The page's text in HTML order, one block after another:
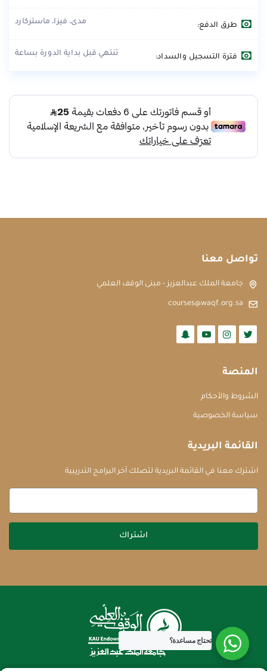
طرق الدفع: مدى، فيزا، ماستركارد
فترة التسجيل والسداد: تنتهي قبل بداية الدورة بساعة
تحتاج مساعدة؟
تواصل معنا
جامعة الملك عبدالعزيز - مبنى الوقف العلمي
courses@waqf.org.sa
المنصة
الشروط والأحكام
سياسة الخصوصية
القائمة البريدية
اشترك معنا في القائمة البريدية لتصلك آخر البرامج التدريبية
اشتراك